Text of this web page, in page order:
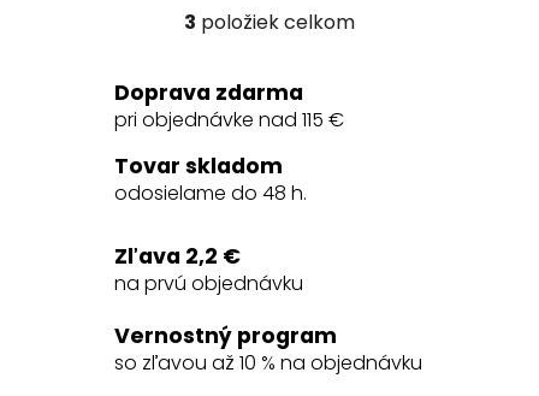
O
l
á
a
c
p
r
v
k
y
3 položiek celkom
Doprava zdarma
pri objednávke nad 115 €
Tovar skladom
odosielame do 48 h.
Zľava 2,2 €
na prvú objednávku
Vernostný program
so zľavou až 10 % na objednávku